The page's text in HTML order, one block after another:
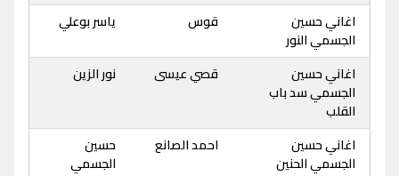
اغاني حسين
الجسمي النور
قوس ياسر بوعلي
اغاني حسين
الجسمي سد باب
القلب
قصي عيسى نور الزين
اغاني حسين
الجسمي الحنين
احمد الصانع
حسين
الجسمي